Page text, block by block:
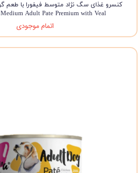
Medium Adult Pate Premium with Veal وزن 400 گرم
اتمام موجودی